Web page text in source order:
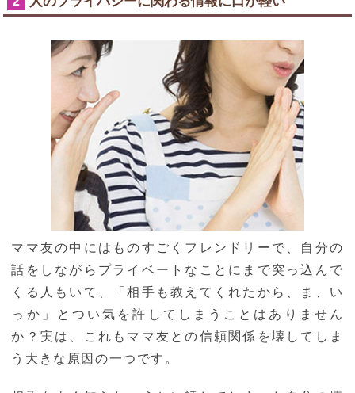
ママ友の中にはものすごくフレンドリーで、自分の
話をしながらプライベートなことにまで突っ込んで
くる人もいて、「相手も教えてくれたから、ま、い
っか」とつい気を許してしまうことはありません
か？実は、これもママ友との信頼関係を壊してしま
う大きな原因の一つです。